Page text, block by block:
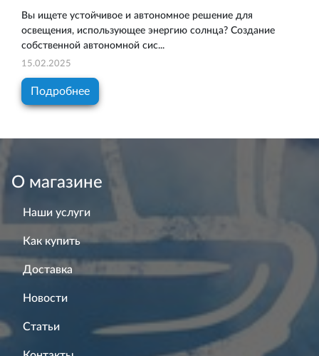
Вы ищете устойчивое и автономное решение для
освещения, использующее энергию солнца? Создание
собственной автономной сис...
15.02.2025
Подробнее
О магазине
Наши услуги
Как купить
Доставка
Новости
Статьи